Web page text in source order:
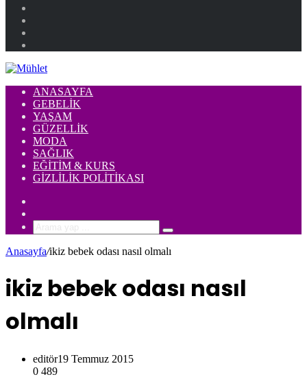
ANASAYFA
GEBELIK
YAŞAM
GÜZELLIK
MODA
SAĞLIK
EĞITIM & KURS
GIZLILIK POLITIKASI
Arama
yap
...
Anasayfa/ikiz bebek odası nasıl olmalı
ikiz bebek odası nasıl
olmalı
editör19 Temmuz 2015
0 489